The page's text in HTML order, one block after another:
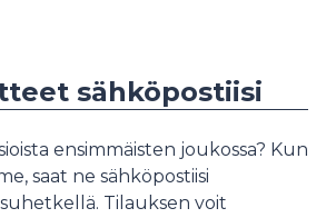
sähköpostiisi
ensimmäisten joukossa? Kun
saat ne sähköpostiisi
Tilauksen voit